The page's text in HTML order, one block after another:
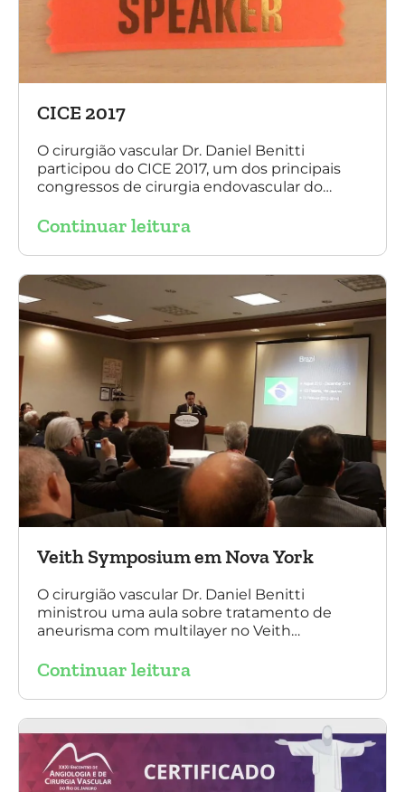
CICE 2017
O cirurgião vascular Dr. Daniel Benitti
participou do CICE 2017, um dos principais
congressos de cirurgia endovascular do
sobre a experiência brasileira no tratamento
multilayer. Mais de 200 pacientes operados
sem nenhum caso de paraplegia!
Continuar leitura
Veith Symposium em Nova York
O cirurgião vascular Dr. Daniel Benitti
ministrou uma aula sobre tratamento de
aneurisma com multilayer no Veith
Continuar leitura